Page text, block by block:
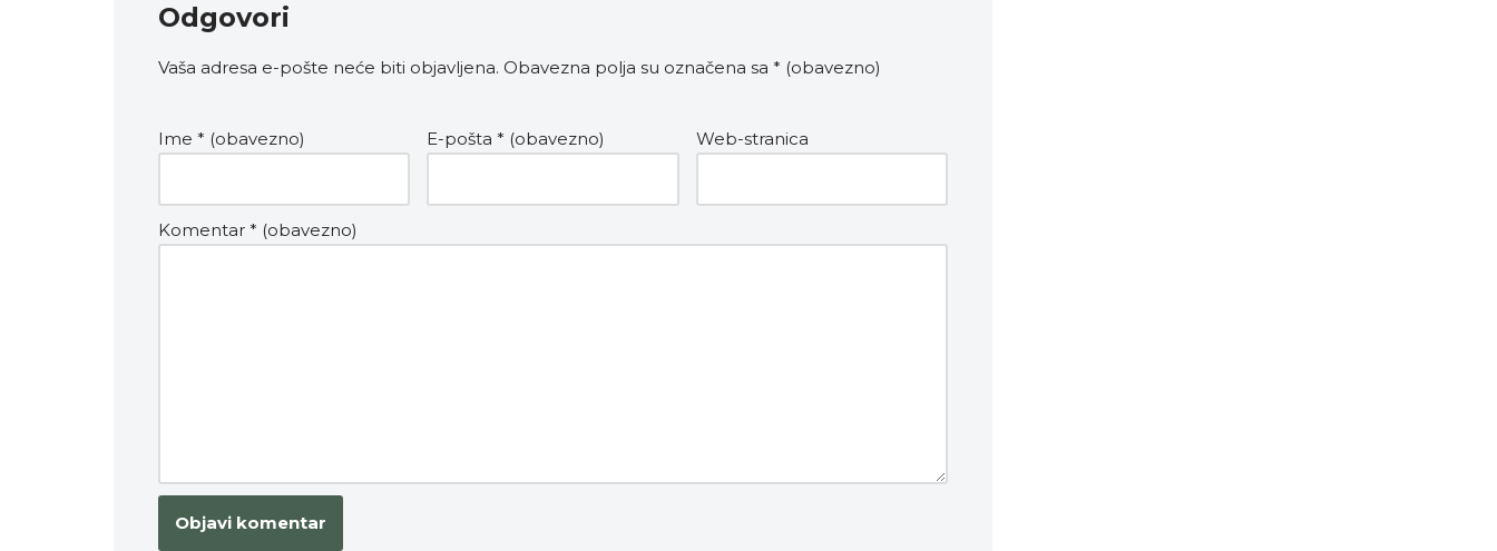
Odgovori
Vaša adresa e-pošte neće biti objavljena. Obavezna polja su označena sa * (obavezno)
Ime * (obavezno) E-pošta* (obavezno) Web-stranica
Komentar * (obavezno)